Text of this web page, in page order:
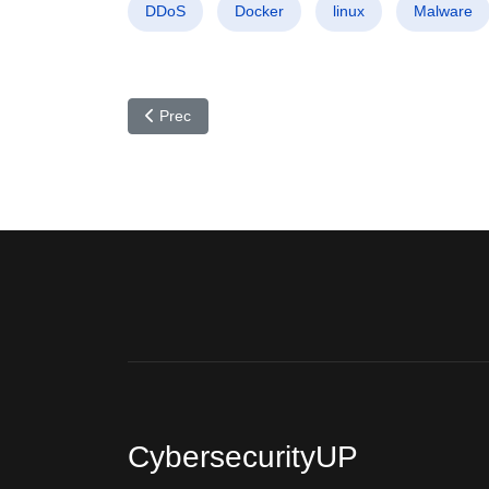
DDoS Docker linux Malware
Articolo precedente: CVE-2025-24054:
Prec
CybersecurityUP